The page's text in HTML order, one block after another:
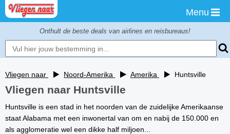
Menu
Onthult de beste deals van airlines en reisbureaus!
Vliegen naar Noord-Amerika Amerika Huntsville
Vliegen naar Huntsville
Huntsville is een stad in het noorden van de zuidelijke Amerikaanse
staat Alabama met een inwonertal van om en nabij de 150.000 en
als agglomeratie wel een dikke half miljoen...